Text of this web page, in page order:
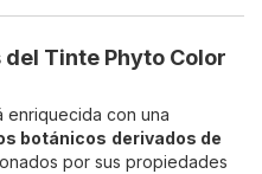
Tinte Phyto Color
enriquecida con una
botánicos derivados de
por sus propiedades